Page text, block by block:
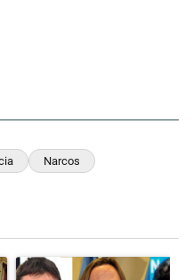
Narcos
título "Qué queda de la ley de
Un artículo de tendencia con